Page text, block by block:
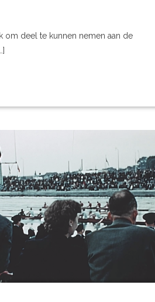
om deel te kunnen nemen aan de